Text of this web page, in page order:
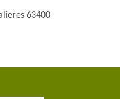
63400